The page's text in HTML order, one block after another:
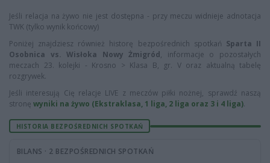
Jeśli relacja na żywo nie jest dostępna - przy meczu widnieje adnotacja
TWK (tylko wynik końcowy)
Poniżej znajdziesz również historę bezpośrednich spotkań Sparta II
Osobnica vs. Wisłoka Nowy Żmigród, informacje o pozostałych
meczach 23. kolejki - Krosno > Klasa B, gr. V oraz aktualną tabelę
rozgrywek.
Jeśli interesują Cię relacje LIVE z meczów piłki nożnej, sprawdź naszą
stronę wyniki na żywo (Ekstraklasa, 1 liga, 2 liga oraz 3 i 4 liga).
HISTORIA BEZPOŚREDNICH SPOTKAŃ
BILANS · 2 BEZPOŚREDNICH SPOTKAŃ